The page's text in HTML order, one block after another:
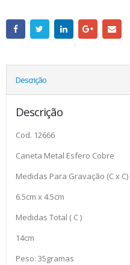
Descrição
Descrição
Cod. 12666
Caneta Metal Esfero Cobre
Medidas Para Gravação (C x C)
6.5cm x 4.5cm
Medidas Total ( C )
14cm
Peso: 35gramas